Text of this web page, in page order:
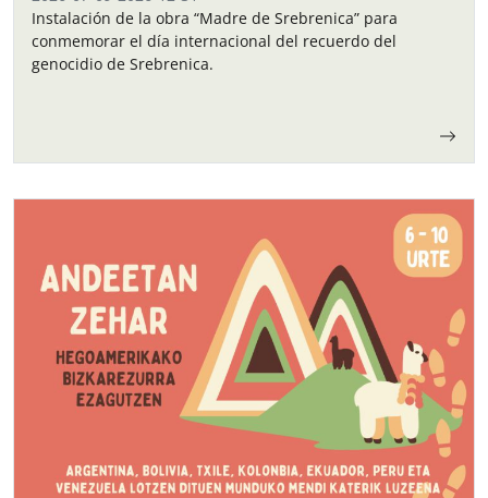
Instalación de la obra “Madre de Srebrenica” para
conmemorar el día internacional del recuerdo del
genocidio de Srebrenica.